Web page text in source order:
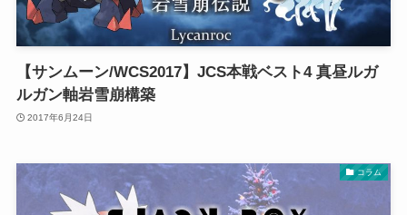
【サンムーン/WCS2017】JCS本戦ベスト4 真昼ルガ
ルガン軸岩雪崩構築
2017年6月24日
コラム